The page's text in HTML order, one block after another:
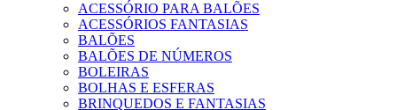
ACESSÓRIO PARA BALÕES
ACESSÓRIOS FANTASIAS
BALÕES
BALÕES DE NÚMEROS
BOLEIRAS
BOLHAS E ESFERAS
BRINQUEDOS E FANTASIAS